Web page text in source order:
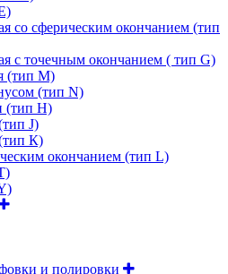
со сферическим окончанием (тип
с точечным окончанием ( тип G)
(тип М)
(тип N)
(тип H)
J)
К)
окончанием (тип L)
и полировки